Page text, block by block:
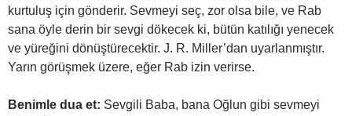
kurtuluş için gönderir. Sevmeyi seç, zor olsa bile, ve Rab
sana öyle derin bir sevgi dökecek ki, bütün katılığı yenecek
ve yüreğini dönüştürecektir. J. R. Miller’dan uyarlanmıştır.
Yarın görüşmek üzere, eğer Rab izin verirse.
Benimle dua et: Sevgili Baba, bana Oğlun gibi sevmeyi